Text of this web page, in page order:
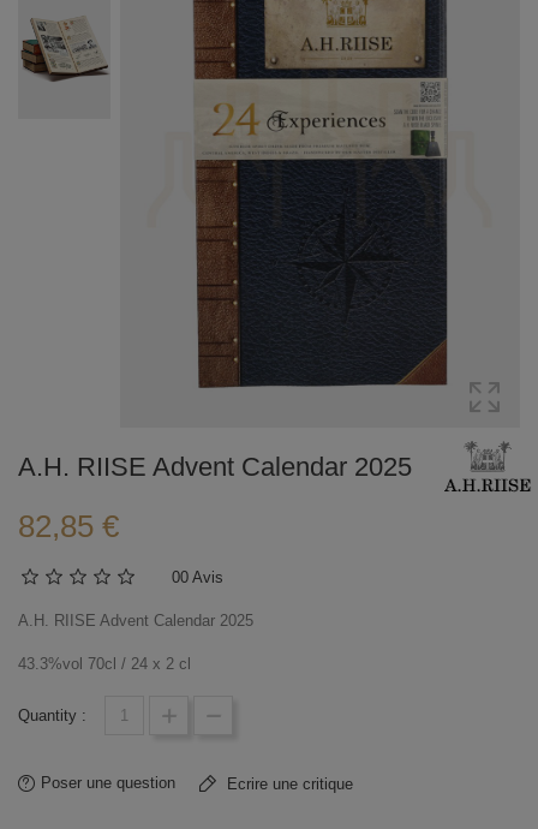
A.H. RIISE Advent Calendar 2025
82,85 €
00 Avis
A.H. RIISE Advent Calendar 2025
43.3%vol 70cl / 24 x 2 cl
Quantity :
Poser une question Ecrire une critique